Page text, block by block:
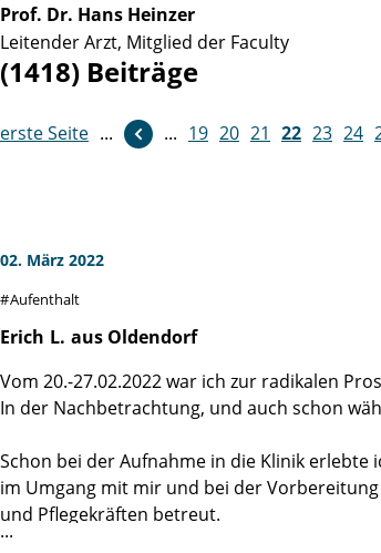
Prof. Dr. Hans Heinzer
Leitender Arzt, Mitglied der Faculty
(1418) Beiträge
erste Seite ... ... 19 20 21 22 23 24
weiter
02. März 2022
Aufenthalt
Erich L. aus Oldendorf
Vom 20.-27.02.2022 war ich zur radikalen
In der Nachbetrachtung, und auch schon
Schon bei der Aufnahme in die Klinik
im Umgang mit mir und bei der
und Pflegekräften betreut.